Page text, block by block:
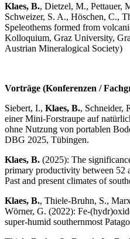
Klaes, B., Dietzel, M., Pettauer,
Schweizer, S. A., Höschen, C.,
Speleothems formed from
Kolloquium, Graz University,
Austrian Mineralogical Society)
Vorträge (Konferenzen /
Siebert, I., Klaes, B., Schneider,
einer Mini-Forstraupe auf
ohne Nutzung von portablen
DBG 2025, Tübingen.
Klaes, B. (2025): The
primary productivity between 52
Past and present climates of
Klaes, B., Thiele-Bruhn, S.,
Wörner, G. (2022): Fe-
super-humid southernmost